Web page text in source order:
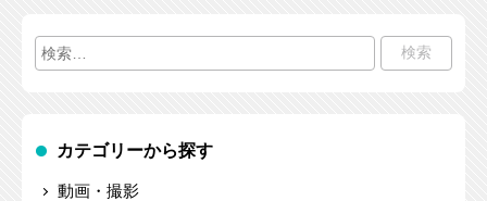
検
カテゴリーから探す
動画・撮影